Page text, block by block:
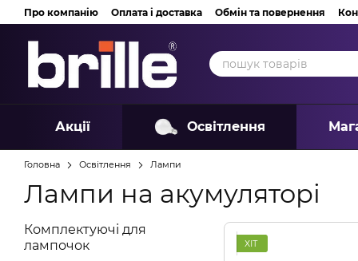
Перейти до основного контенту
Про компанію Оплата і доставка Обмін та повернення
Акції Освітлення
Головна Освітлення Лампи
Лампи на акумуляторі
ХІТ
Комплектуючі для
лампочок